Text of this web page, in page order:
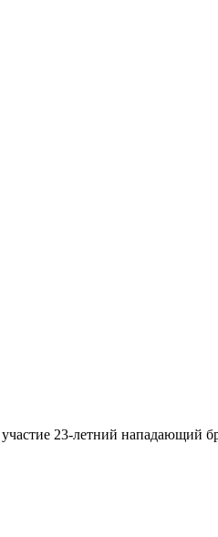
23-летний нападающий